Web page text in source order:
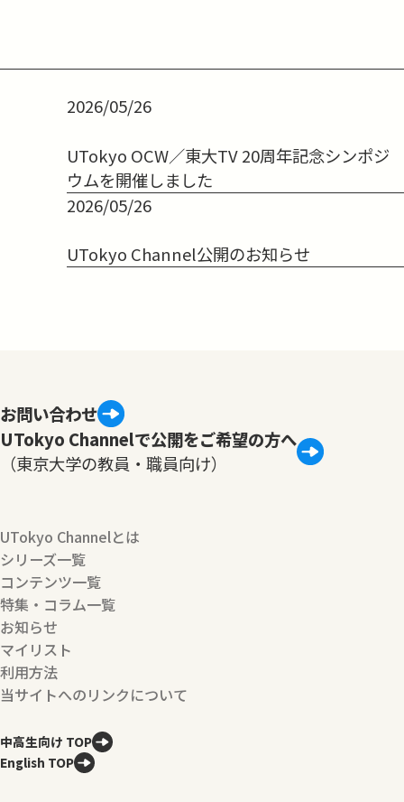
2026/05/26
UTokyo OCW／東大TV 20周年記念シンポジ
ウムを開催しました
2026/05/26
UTokyo Channel公開のお知らせ
お問い合わせ
UTokyo Channelで公開をご希望の方へ
（東京大学の教員・職員向け）
UTokyo Channelとは
シリーズ一覧
コンテンツ一覧
特集・コラム一覧
お知らせ
マイリスト
利用方法
当サイトへのリンクについて
中高生向け TOP
English TOP